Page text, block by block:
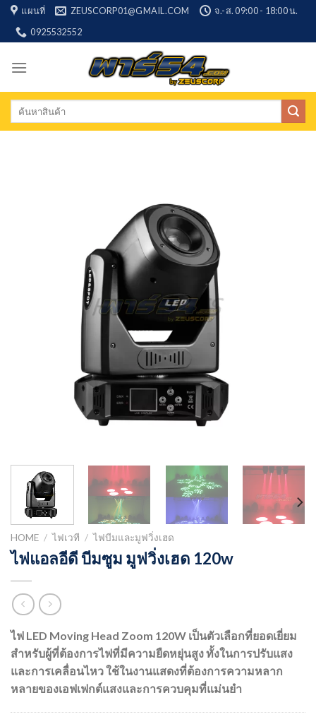
Skip
content
แผนที่ ZEUSCORP01@GMAIL.COM
จ.-ส. 09:00 - 18:00 น.
0925532552
Search
HOME / ไฟเวที / ไฟบีมและมูฟวิ่งเฮด
ไฟแอลอีดี บีมซูม มูฟวิ่งเฮด 120w
ไฟ LED Moving Head Zoom 120W เป็นตัวเลือกที่ยอดเยี่ยม
สำหรับผู้ที่ต้องการไฟที่มีความยืดหยุ่นสูง ทั้งในการปรับแสง
และการเคลื่อนไหว ใช้ในงานแสดงที่ต้องการความหลาก
หลายของเอฟเฟกต์แสงและการควบคุมที่แม่นยำ